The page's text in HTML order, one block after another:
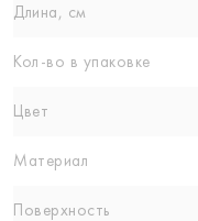
Длина, см
Кол-вo в упаковке
Цвет
Материал
Поверхность